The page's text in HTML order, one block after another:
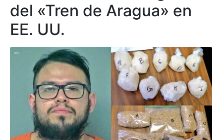
del «Tren de Aragua» en
EE. UU.